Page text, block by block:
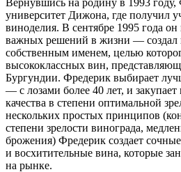
университет Дижона, где получил
виноделия. В сентябре 1995 года
важных решений в жизни —
собственным именем, целью
высококлассных вин,
Бургундии. Фредерик выбирает
— с лозами более 40 лет, и
качества в степени оптимальной
нескольких простых принципов
степени зрелости винограда,
брожения) Фредерик создает
и восхитительные вина, которые
на рынке.